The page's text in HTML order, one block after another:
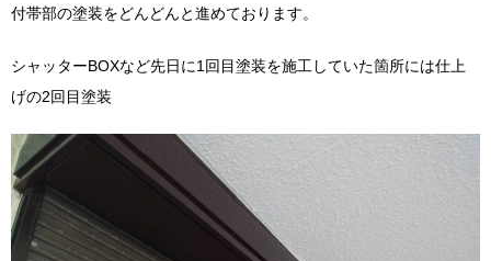
付帯部の塗装をどんどんと進めております。
シャッターBOXなど先日に1回目塗装を施工していた箇所には仕上
げの2回目塗装